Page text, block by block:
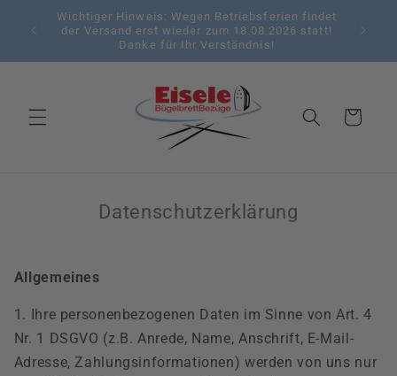
Inhalt
Wichtiger Hinweis: Wegen Betriebsferien findet
der Versand erst wieder zum 18.08.2026 statt!
Danke für Ihr Verständnis!
Warenkorb
Datenschutzerklärung
Allgemeines
1. Ihre personenbezogenen Daten im Sinne von Art. 4
Nr. 1 DSGVO (z.B. Anrede, Name, Anschrift, E-Mail-
Adresse, Zahlungsinformationen) werden von uns nur